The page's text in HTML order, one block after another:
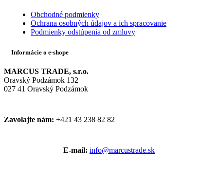
Obchodné podmienky
Ochrana osobných údajov a ich spracovanie
Podmienky odstúpenia od zmluvy
Informácie o e-shope
MARCUS TRADE, s.r.o.
Oravský Podzámok 132
027 41 Oravský Podzámok
Zavolajte nám: +421 43 238 82 82
E-mail: info@marcustrade.sk